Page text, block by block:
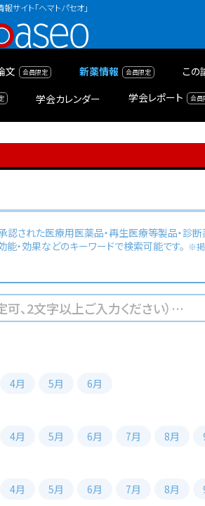
イト「ヘマトパセオ」
文 新薬情報 この
学会カレンダー 学会レポート
認された医療用医薬品・再生医療等製品・診
能・効果などのキーワードで検索可能です。 ※掲
4月 5月 6月 7月 8月
4月 5月 6月 7月 8月
4月 5月 6月